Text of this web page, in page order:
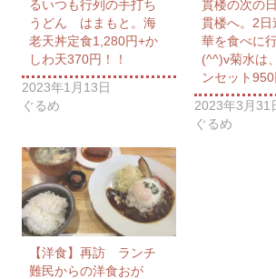
るいつも行列の手打ち
うどん はまもと。海
老天丼定食1,280円+か
しわ天370円！！
2023年1月13日
ぐるめ
貫楼の次の
貫楼へ。2日
華を食べに
(^^)v菊水は
ンセット950
2023年3月31
ぐるめ
【洋食】再訪 ランチ
難民からの洋食おが